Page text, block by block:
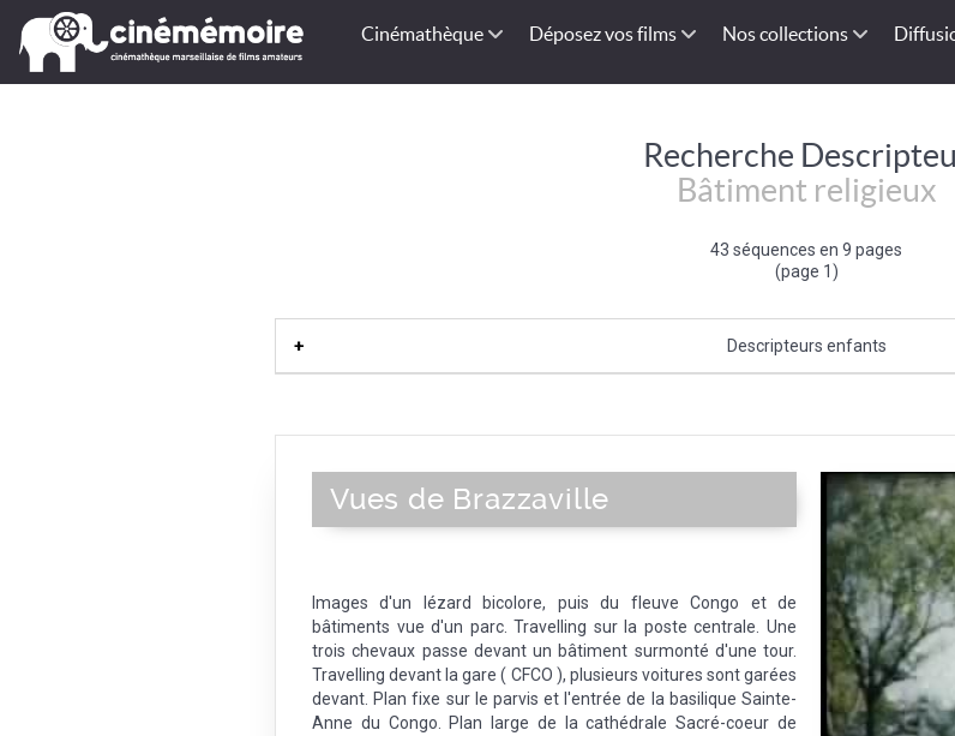
Cinémathèque Déposez vos films Nos collections
Recherche
Bâtiment religieux
43 séquences en 9 pages
(page 1)
Descripteurs enfants
Cathédrale|Chapelle|Eglise (bâtiment)|Synagogue|Mosquée|Cimetière (chrétien)
Vues de Brazzaville
Images d'un lézard bicolore, puis du fleuve Congo et de
bâtiments vue d'un parc. Travelling sur la poste centrale. Une
trois chevaux passe devant un bâtiment surmonté d'une tour.
Travelling devant la gare ( CFCO ), plusieurs voitures sont garées
devant. Plan fixe sur le parvis et l'entrée de la basilique Sainte-
Anne du Congo. Plan large de la cathédrale Sacré-coeur de